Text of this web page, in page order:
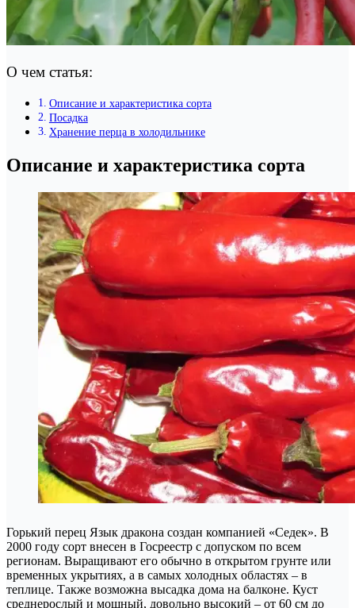
О чем статья:
Описание и характеристика сорта
Посадка
Хранение перца в холодильнике
Описание и характеристика сорта
Горький перец Язык дракона создан компанией «Седек». В
2000 году сорт внесен в Госреестр с допуском по всем
регионам. Выращивают его обычно в открытом грунте или
временных укрытиях, а в самых холодных областях – в
теплице. Также возможна высадка дома на балконе. Куст
среднерослый и мощный, довольно высокий – от 60 см до